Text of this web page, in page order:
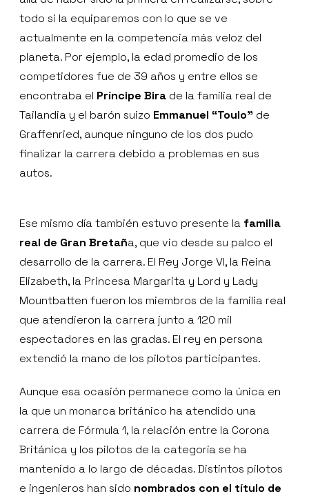
todo si la equiparemos con lo que se ve
actualmente en la competencia más veloz del
planeta. Por ejemplo, la edad promedio de los
competidores fue de 39 años y entre ellos se
encontraba el Príncipe Bira de la familia real de
Tailandia y el barón suizo Emmanuel “Toulo” de
Graffenried, aunque ninguno de los dos pudo
finalizar la carrera debido a problemas en sus
autos.
Ese mismo día también estuvo presente la familia
real de Gran Bretaña, que vio desde su palco el
desarrollo de la carrera. El Rey Jorge VI, la Reina
Elizabeth, la Princesa Margarita y Lord y Lady
Mountbatten fueron los miembros de la familia real
que atendieron la carrera junto a 120 mil
espectadores en las gradas. El rey en persona
extendió la mano de los pilotos participantes.
Aunque esa ocasión permanece como la única en
la que un monarca británico ha atendido una
carrera de Fórmula 1, la relación entre la Corona
Británica y los pilotos de la categoría se ha
mantenido a lo largo de décadas. Distintos pilotos
e ingenieros han sido nombrados con el título de